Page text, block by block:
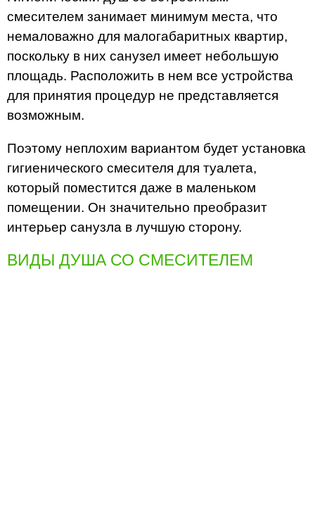
смесителем занимает минимум места, что
немаловажно для малогабаритных квартир,
поскольку в них санузел имеет небольшую
площадь. Расположить в нем все устройства
для принятия процедур не представляется
возможным.
Поэтому неплохим вариантом будет установка
гигиенического смесителя для туалета,
который поместится даже в маленьком
помещении. Он значительно преобразит
интерьер санузла в лучшую сторону.
ВИДЫ ДУША СО СМЕСИТЕЛЕМ